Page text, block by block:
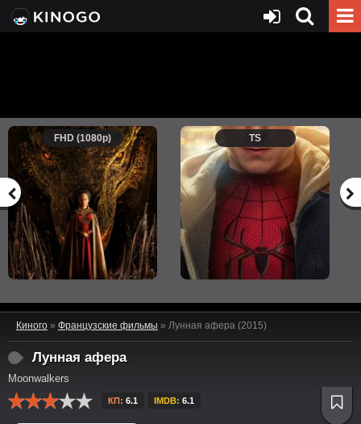
FHD (1080p) TS
Киного » Французские фильмы » Лунная афера (2015)
Лунная афера
Moonwalkers
КП: 6.1 IMDB: 6.1